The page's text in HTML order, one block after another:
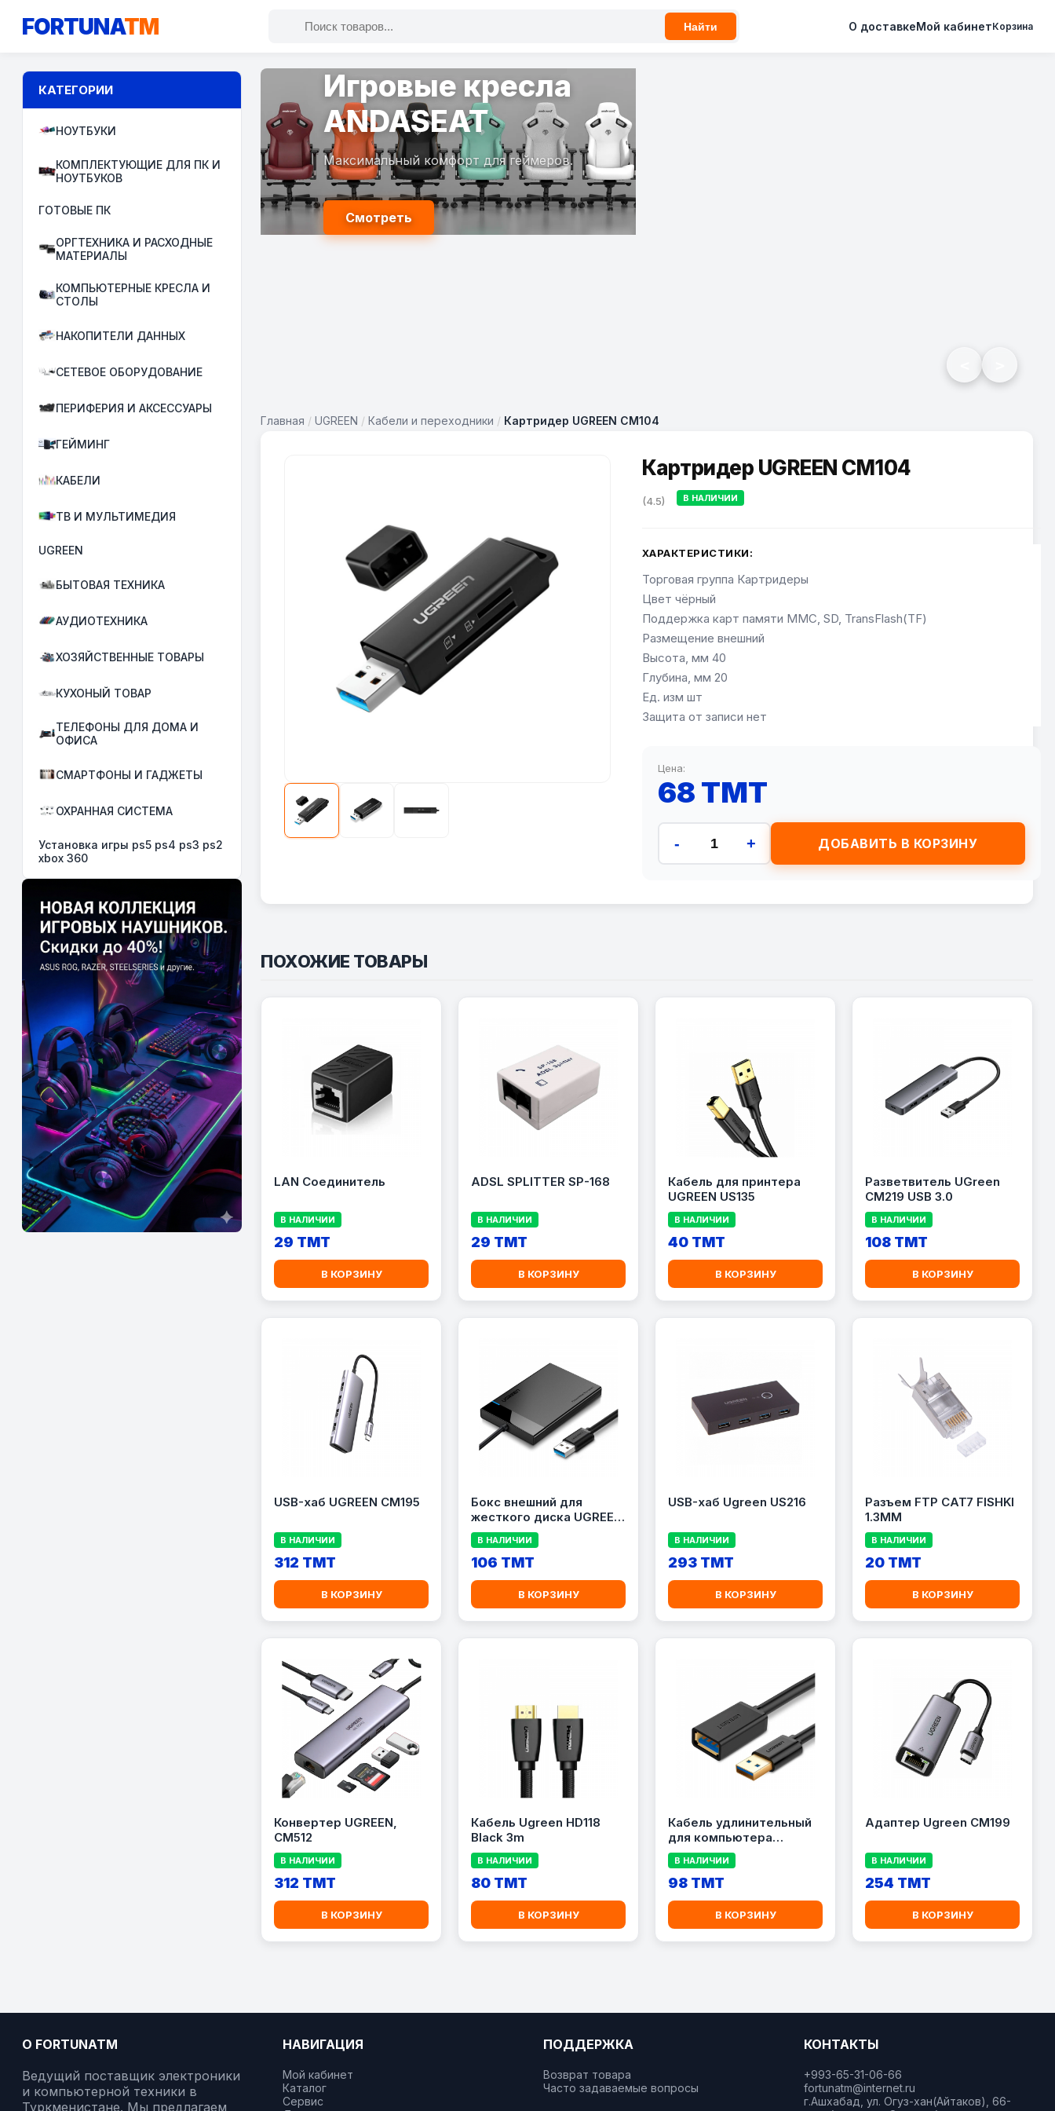
FORTUNATM Найти О доставкеМой кабинетКорзина
КАТЕГОРИИ
НОУТБУКИ
КОМПЛЕКТУЮЩИЕ ДЛЯ ПК И
НОУТБУКОВ
ГОТОВЫЕ ПК
ОРГТЕХНИКА И РАСХОДНЫЕ
МАТЕРИАЛЫ
КОМПЬЮТЕРНЫЕ КРЕСЛА И
СТОЛЫ
НАКОПИТЕЛИ ДАННЫХ
СЕТЕВОЕ ОБОРУДОВАНИЕ
ПЕРИФЕРИЯ И АКСЕССУАРЫ
ГЕЙМИНГ
КАБЕЛИ
ТВ И МУЛЬТИМЕДИЯ
UGREEN
БЫТОВАЯ ТЕХНИКА
АУДИОТЕХНИКА
ХОЗЯЙСТВЕННЫЕ ТОВАРЫ
КУХОНЫЙ ТОВАР
ТЕЛЕФОНЫ ДЛЯ ДОМА И
ОФИСА
СМАРТФОНЫ И ГАДЖЕТЫ
ОХРАННАЯ СИСТЕМА
Установка игры ps5 ps4 ps3 ps2
xbox 360
Игровые кресла
ANDASEAT
Максимальный комфорт для геймеров.
Смотреть
Главная / UGREEN / Кабели и переходники / Картридер UGREEN CM104
Картридер UGREEN CM104
(4.5) В НАЛИЧИИ
ХАРАКТЕРИСТИКИ:
Торговая группа Картридеры
Цвет чёрный
Поддержка карт памяти MMC, SD, TransFlash(TF)
Размещение внешний
Высота, мм 40
Глубина, мм 20
Ед. изм шт
Защита от записи нет
Цена:
68 TMT
- + ДОБАВИТЬ В КОРЗИНУ
ПОХОЖИЕ ТОВАРЫ
LAN Соединитель
В НАЛИЧИИ
29 TMT
В КОРЗИНУ
ADSL SPLITTER SP-168
В НАЛИЧИИ
29 TMT
В КОРЗИНУ
Кабель для принтера
UGREEN US135
В НАЛИЧИИ
40 TMT
В КОРЗИНУ
Разветвитель UGreen
CM219 USB 3.0
В НАЛИЧИИ
108 TMT
В КОРЗИНУ
USB-хаб UGREEN CM195
В НАЛИЧИИ
312 TMT
В КОРЗИНУ
Бокс внешний для
жесткого диска UGREEN
US221
В НАЛИЧИИ
106 TMT
В КОРЗИНУ
USB-хаб Ugreen US216
В НАЛИЧИИ
293 TMT
В КОРЗИНУ
Разъем FTP CAT7 FISHKI
1.3MM
В НАЛИЧИИ
20 TMT
В КОРЗИНУ
Конвертер UGREEN,
CM512
В НАЛИЧИИ
312 TMT
В КОРЗИНУ
Кабель Ugreen HD118
Black 3m
В НАЛИЧИИ
80 TMT
В КОРЗИНУ
Кабель удлинительный
для компьютера
UGREEN US129
В НАЛИЧИИ
98 TMT
В КОРЗИНУ
Адаптер Ugreen CM199
В НАЛИЧИИ
254 TMT
В КОРЗИНУ
О FORTUNATM
Ведущий поставщик электроники
и компьютерной техники в
Туркменистане. Мы предлагаем
НАВИГАЦИЯ
Мой кабинет
Каталог
Сервис
ПОДДЕРЖКА
Возврат товара
Часто задаваемые вопросы
КОНТАКТЫ
+993-65-31-06-66
fortunatm@internet.ru
г.Ашхабад, ул. Огуз-хан(Айтаков), 66-